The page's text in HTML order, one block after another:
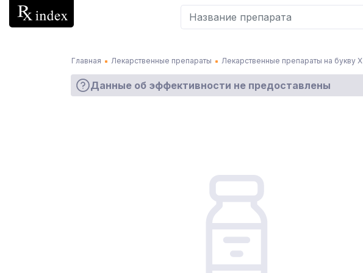
Главная Лекарственные препараты Лекарственные препараты на букву Х
Данные об эффективности не предоставлены